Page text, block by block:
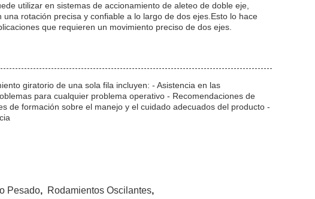
utilizar en sistemas de accionamiento de aleteo de doble eje,
rotación precisa y confiable a lo largo de dos ejes.Esto lo hace
que requieren un movimiento preciso de dos ejes.
giratorio de una sola fila incluyen: - Asistencia en las
para cualquier problema operativo - Recomendaciones de
de formación sobre el manejo y el cuidado adecuados del producto -
Pesado, Rodamientos Oscilantes,